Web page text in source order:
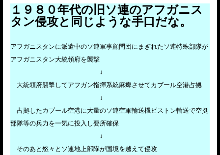
１９８０年代の旧ソ連のアフガニス
タン侵攻と同じような手口だな。
アフガニスタンに派遣中のソ連軍事顧問団にまぎれたソ連特殊部隊が
アフガニスタン大統領府を襲撃
↓
大統領府襲撃してアフガン指揮系統麻痺させてカブール空港占拠
↓
占拠したカブール空港に大量のソ連空軍輸送機ピストン輸送で空挺
部隊等の兵力を一気に投入し要所確保
↓
そのあと悠々とソ連地上部隊が国境を越えて侵攻